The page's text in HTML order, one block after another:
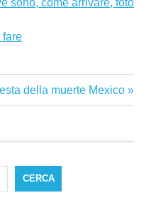
sono, come arrivare, foto
fare
della muerte Mexico
CERCA